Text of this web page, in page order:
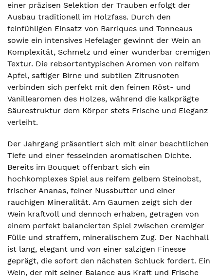
einer präzisen Selektion der Trauben erfolgt der
Ausbau traditionell im Holzfass. Durch den
feinfühligen Einsatz von Barriques und Tonneaus
sowie ein intensives Hefelager gewinnt der Wein an
Komplexität, Schmelz und einer wunderbar cremigen
Textur. Die rebsortentypischen Aromen von reifem
Apfel, saftiger Birne und subtilen Zitrusnoten
verbinden sich perfekt mit den feinen Röst- und
Vanillearomen des Holzes, während die kalkprägte
Säurestruktur dem Körper stets Frische und Eleganz
verleiht.
Der Jahrgang präsentiert sich mit einer beachtlichen
Tiefe und einer fesselnden aromatischen Dichte.
Bereits im Bouquet offenbart sich ein
hochkomplexes Spiel aus reifem gelbem Steinobst,
frischer Ananas, feiner Nussbutter und einer
rauchigen Mineralität. Am Gaumen zeigt sich der
Wein kraftvoll und dennoch erhaben, getragen von
einem perfekt balancierten Spiel zwischen cremiger
Fülle und straffem, mineralischem Zug. Der Nachhall
ist lang, elegant und von einer salzigen Finesse
geprägt, die sofort den nächsten Schluck fordert. Ein
Wein, der mit seiner Balance aus Kraft und Frische